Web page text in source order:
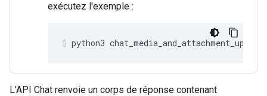
exécutez l'exemple :
python3
L'API Chat renvoie un corps de réponse contenant